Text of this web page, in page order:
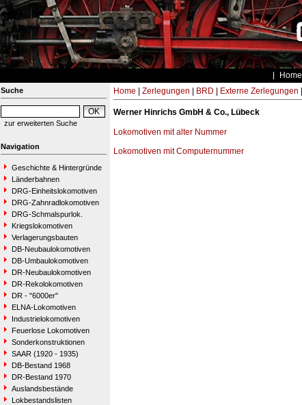
Home
Suche
zur erweiterten Suche
Navigation
Geschichte & Hintergründe
Länderbahnen
DRG-Einheitslokomotiven
DRG-Zahnradlokomotiven
DRG-Schmalspurlok.
Kriegslokomotiven
Verlagerungsbauten
DB-Neubaulokomotiven
DB-Umbaulokomotiven
DR-Neubaulokomotiven
DR-Rekolokomotiven
DR - "6000er"
ELNA-Lokomotiven
Industrielokomotiven
Feuerlose Lokomotiven
Sonderkonstruktionen
SAAR (1920 - 1935)
DB-Bestand 1968
DR-Bestand 1970
Auslandsbestände
Lokbestandslisten
Home Zerlegungen BRD Externe Zerlegungen
Werner Hinrichs GmbH & Co., Lübeck
Lokomotiven mit alter Nummer
Lokomotiven mit Computernummer